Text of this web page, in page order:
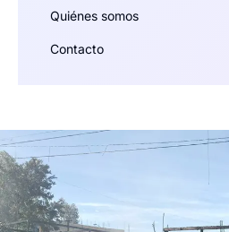
Quiénes somos
Contacto